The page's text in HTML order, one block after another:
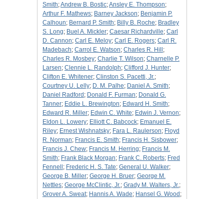
Smith;Andrew B. Bostic;Ansley E. Thompson;
Arthur F. Mathews; Barney Jackson; Benjamin P.
Calhoun; Bernard P. Smith; Billy B. Roche; Bradley
S. Long; Buel A. Mickler; Caesar Richardville; Carl
D. Cannon; Carl E. Meloy; Carl E. Rogers; Carl R.
Madebach; Carrol E. Watson; Charles R. Hill ;
Charles R. Mosbey; Charlie T. Wilson; Charnelle P.
Larsen; Clennie L. Randolph; Clifford J. Hunter;
Clifton E. Whitener; Clinston S. Pacetti, Jr.;
Courtney U. Lelly; D. M. Palhe; Daniel A. Smith;
Daniel Radford ; Donald F. Furman; Donald G.
Tanner; Eddie L. Brewington; Edward H. Smith;
Edward R. Miller; Edwin C. White; Edwin J. Vernon;
Eldon L. Lowery; Elliott C. Babcock; Emanuel E.
Riley; Ernest Wishnatsky; Fara L. Raulerson; Floyd
R. Norman; Francis E. Smith; Francis H. Sisbower;
Francis J. Chew; Francis M. Herring; Francis M.
Smith; Frank Black Morgan; Frank C. Roberts; Fred
Fennell ; Frederic H. S. Tate; General U. Walker;
George B. Miller; George H. Bruer; George M.
Nettles; George McClintic, Jr.; Grady M. Walters, Jr.;
Grover A. Sweat; Hannis A. Wade; Hansel G. Wood ;